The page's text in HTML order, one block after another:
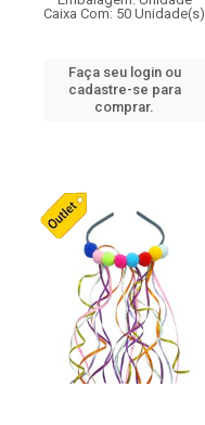
Caixa Com: 50 Unidade(s)
Faça seu login ou
cadastre-se para
comprar.